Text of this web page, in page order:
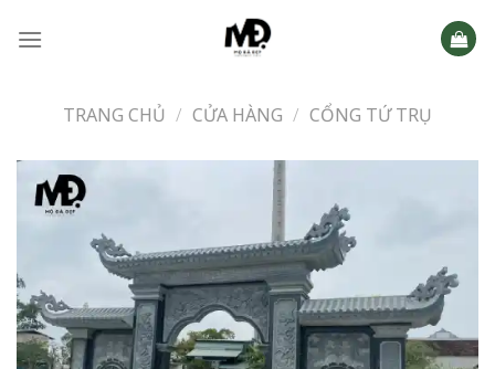
TRANG CHỦ / CỬA HÀNG / CỔNG TỨ TRỤ